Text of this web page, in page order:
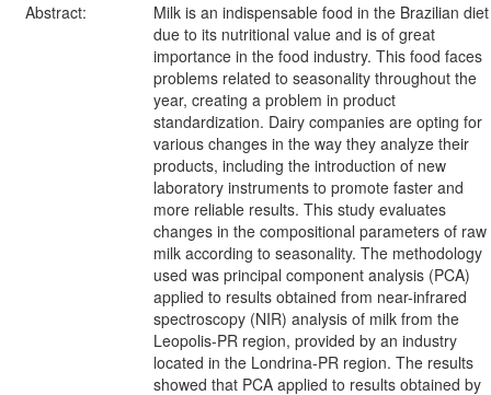
Abstract:
Milk is an indispensable food in the Brazilian diet
due to its nutritional value and is of great
importance in the food industry. This food faces
problems related to seasonality throughout the
year, creating a problem in product
standardization. Dairy companies are opting for
various changes in the way they analyze their
products, including the introduction of new
laboratory instruments to promote faster and
more reliable results. This study evaluates
changes in the compositional parameters of raw
milk according to seasonality. The methodology
used was principal component analysis (PCA)
applied to results obtained from near-infrared
spectroscopy (NIR) analysis of milk from the
Leopolis-PR region, provided by an industry
located in the Londrina-PR region. The results
showed that PCA applied to results obtained by